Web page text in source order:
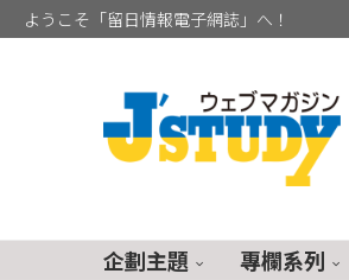
ようこそ「留日情報電子網誌」へ！
企劃主題 專欄系列